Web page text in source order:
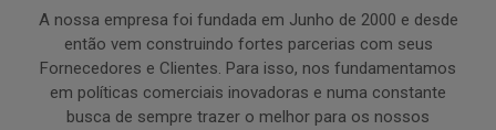
A nossa empresa foi fundada em Junho de 2000 e desde
então vem construindo fortes parcerias com seus
Fornecedores e Clientes. Para isso, nos fundamentamos
em políticas comerciais inovadoras e numa constante
busca de sempre trazer o melhor para os nossos